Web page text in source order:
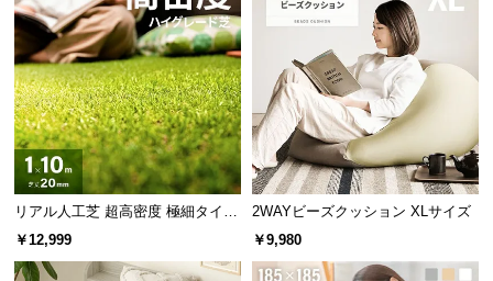
搬
入
経
路
に
つ
い
て
返
品・
リアル人工芝 超高密度 極細タイプ
芝丈20mm 1×10m
￥12,999
2WAYビーズクッション XLサイズ
￥9,980